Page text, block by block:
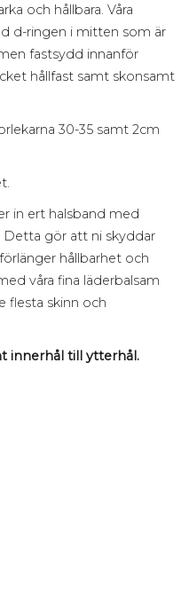
och hållbara. Våra
d-ringen i mitten som är
fastsydd innanför
hållfast samt skonsamt
30-35 samt 2cm
in ert halsband med
Detta gör att ni skyddar
hållbarhet och
våra fina läderbalsam
flesta skinn och
innerhål till ytterhål.